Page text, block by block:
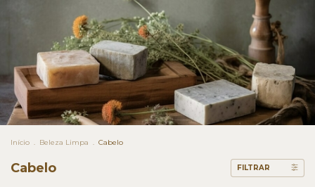
Início . Beleza Limpa . Cabelo
Cabelo FILTRAR